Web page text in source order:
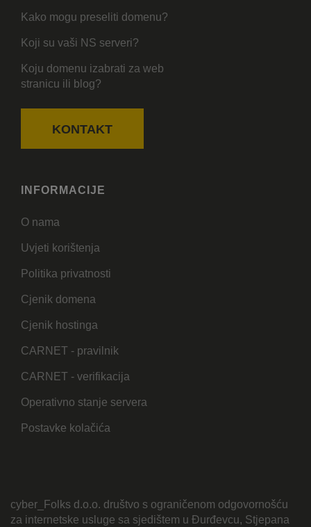
Kako mogu preseliti domenu?
Koji su vaši NS serveri?
Koju domenu izabrati za web
stranicu ili blog?
KONTAKT
INFORMACIJE
O nama
Uvjeti korištenja
Politika privatnosti
Cjenik domena
Cjenik hostinga
CARNET - pravilnik
CARNET - verifikacija
Operativno stanje servera
Postavke kolačića
cyber_Folks d.o.o. društvo s ograničenom odgovornošću
za internetske usluge sa sjedištem u Đurđevcu, Stjepana